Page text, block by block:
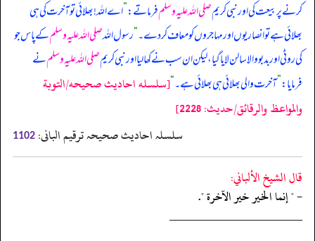
کرنے پر بیعت کی اور نبی کریمصلی اللہ علیہ وسلمفرماتے:”اے اللہ! بھلائی تو آخرت کی ہی
بھلائی ہے تو انصاریوں اور مہاجروں کو معاف کر دے۔“رسول اللہصلی اللہ علیہ وسلمکے پاس جو
کی روٹی اور بدبو والا سالن لایا گیا، لیکن ان سب نے کھا لیا اور نبی کریمصلی اللہ علیہ وسلمنے
فرمایا:”آخرت والی بھلائی ہی بھلائی ہے۔“[سلسله احاديث صحيحه/التوبة
والمواعظ والرقائق/حدیث: 2228]
سلسلہ احادیث صحیحہ ترقیم البانی: 1102
قال الشيخ الألباني:
- " إنما الخير خير الآخرة ".
‏‏‏‏_____________________